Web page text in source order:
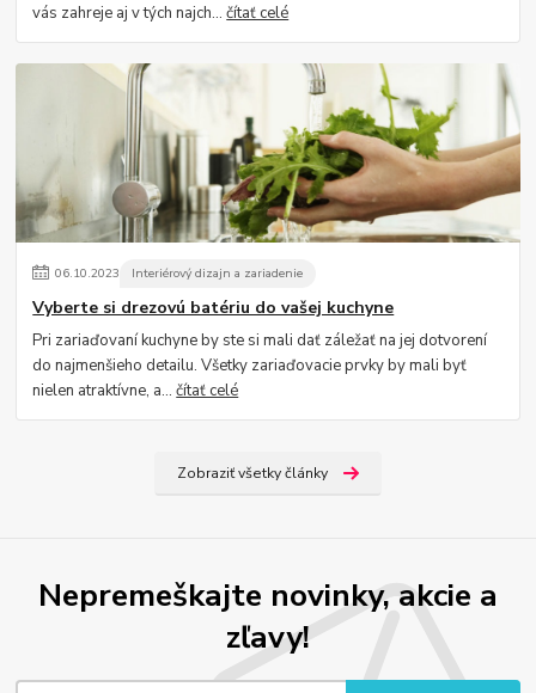
vás zahreje aj v tých najch...čítať celé
06.10.2023 Interiérový dizajn a zariadenie
Vyberte si drezovú batériu do vašej kuchyne
Pri zariaďovaní kuchyne by ste si mali dať záležať na jej dotvorení
do najmenšieho detailu. Všetky zariaďovacie prvky by mali byť
nielen atraktívne, a...čítať celé
Zobraziť všetky články
Nepremeškajte novinky, akcie a
zľavy!